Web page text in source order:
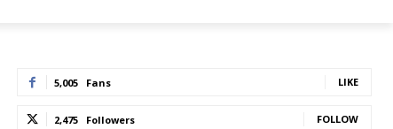
5,005 Fans LIKE
2,475 Followers FOLLOW